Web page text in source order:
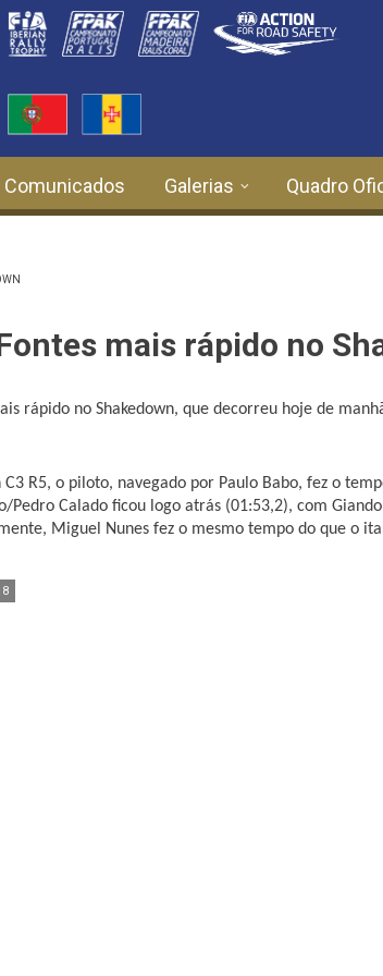
Comunicados Galerias Quadro
mais rápido no
rápido no Shakedown, que decorreu hoje de
R5, o piloto, navegado por Paulo Babo, fez o
Pedro Calado ficou logo atrás (01:53,2), com
Miguel Nunes fez o mesmo tempo do que o